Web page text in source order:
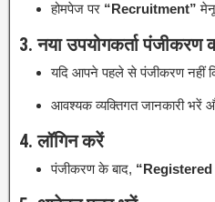
होमपेज पर “Recruitment”
3. नया उपयोगकर्ता पंजीकरण
यदि आपने पहले से पंजीकरण नहीं
आवश्यक व्यक्तिगत जानकारी भरें
4. लॉगिन करें
पंजीकरण के बाद, “Registered